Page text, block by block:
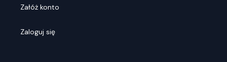
Załóż konto
Zaloguj się